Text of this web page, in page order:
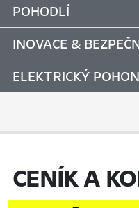
POHODLÍ
INOVACE &
ELEKTRICKÝ POHON
CENÍK A